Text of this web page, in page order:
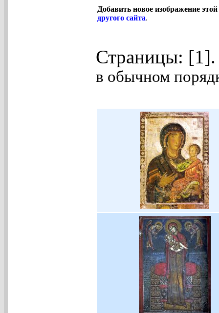
Добавить новое изображение
другого сайта.
Страницы:
в обычном